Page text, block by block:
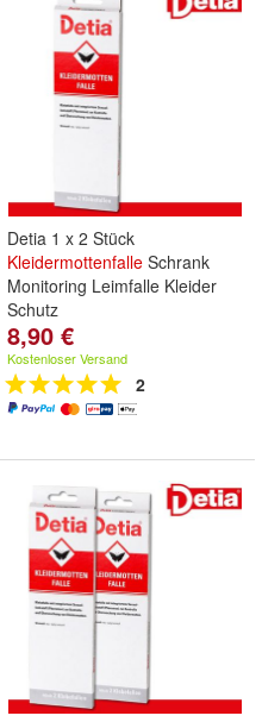
Detia 1 x 2 Stück
Kleidermottenfalle Schrank
Monitoring Leimfalle Kleider
Schutz
8,90 €
Kostenloser Versand
2